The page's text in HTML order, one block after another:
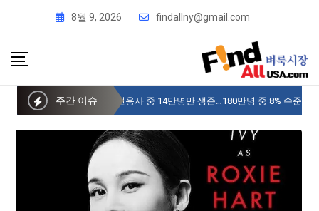
8월 9, 2026 findallny@gmail.com
주간 이슈 사이버 한국외국어대 미주글로벌센터 뉴욕